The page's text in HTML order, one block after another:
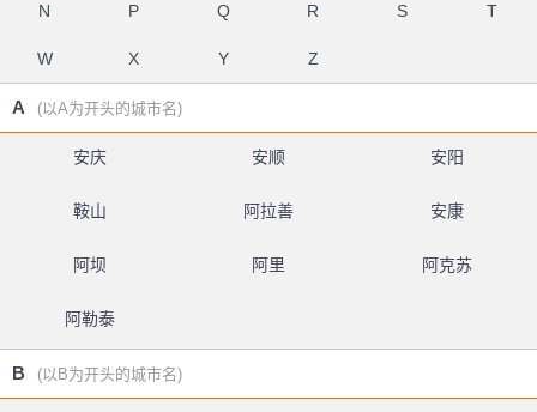
N P Q R S T
W X Y Z
A (以A为开头的城市名)
安庆 安顺 安阳
鞍山 阿拉善 安康
阿坝 阿里 阿克苏
阿勒泰
B (以B为开头的城市名)